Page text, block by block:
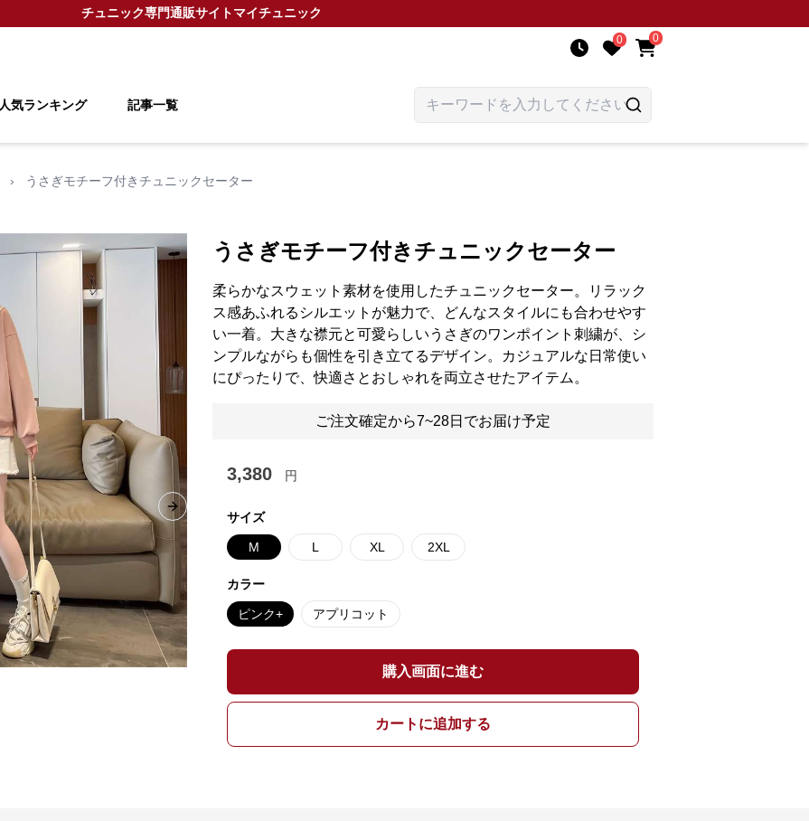
チュニック専門通販サイトマイチュニック
0 0
人気ランキング 記事一覧
› うさぎモチーフ付きチュニックセーター
Next slide
うさぎモチーフ付きチュニックセーター
柔らかなスウェット素材を使用したチュニックセーター。リラック
ス感あふれるシルエットが魅力で、どんなスタイルにも合わせやす
い一着。大きな襟元と可愛らしいうさぎのワンポイント刺繍が、シ
ンプルながらも個性を引き立てるデザイン。カジュアルな日常使い
にぴったりで、快適さとおしゃれを両立させたアイテム。
ご注文確定から7~28日でお届け予定
3,380 円
サイズ
M L XL 2XL
カラー
ピンク+ アプリコット
購入画面に進む
カートに追加する